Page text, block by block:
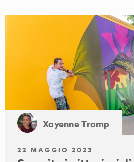
Xayenne Tromp
22 MAGGIO 2023